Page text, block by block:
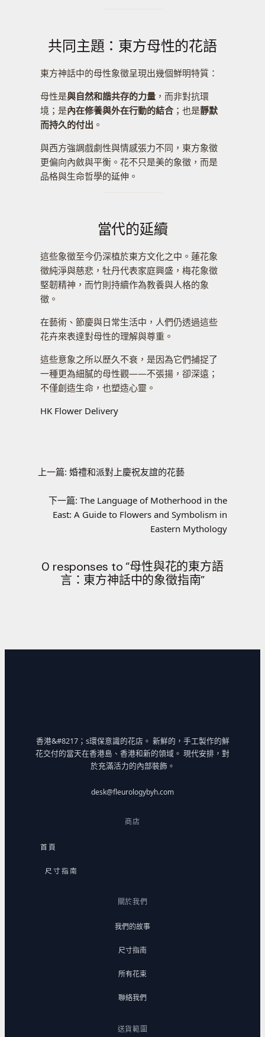
共同主題：東方母性的花語
東方神話中的母性象徵呈現出幾個鮮明特質：
母性是與自然和諧共存的力量 ，而非對抗環
境；是內在修養與外在行動的結合 ；也是靜默
而持久的付出 。
與西方強調戲劇性與情感張力不同，東方象徵
更偏向內斂與平衡。花不只是美的象徵，而是
品格與生命哲學的延伸。
當代的延續
這些象徵至今仍深植於東方文化之中。蓮花象
徵純淨與慈悲，牡丹代表家庭興盛，梅花象徵
堅韌精神，而竹則持續作為教養與人格的象
徵。
在藝術、節慶與日常生活中，人們仍透過這些
花卉來表達對母性的理解與尊重。
這些意象之所以歷久不衰，是因為它們捕捉了
一種更為細膩的母性觀——不張揚，卻深遠；
不僅創造生命，也塑造心靈。
HK Flower Delivery
上一篇: 婚禮和派對上慶祝友誼的花藝
下一篇: The Language of Motherhood in the
East: A Guide to Flowers and Symbolism in
Eastern Mythology
0 responses to “母性與花的東方語
言：東方神話中的象徵指南”
香港&#8217；s環保意識的花店。 新鮮的，手工製作的鮮
花交付的當天在香港島、香港和新的領域。 現代安排，對
於充滿活力的內部裝飾。
desk@fleurologybyh.com
商店
首頁
尺寸指南
關於我們
我們的故事
尺寸指南
所有花束
聯絡我們
送貨範圍